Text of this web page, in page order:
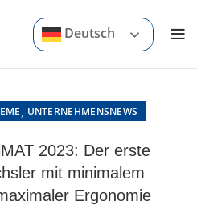
Deutsch
, UNTERNEHMENSNEWS
2023: Der erste
mit minimalem
Ergonomie